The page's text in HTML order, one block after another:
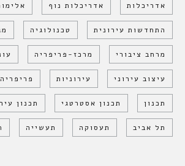
אדריכלות אדריכלות נוף
התחדשות עירונית טכנולוגיה
מרחב ציבורי מרכז-פריפריה
עיצוב עירוני עירוניות פריפריה
תכנון תכנון אסטרטגי תכנון
תל אביב תעסוקה תעשייה